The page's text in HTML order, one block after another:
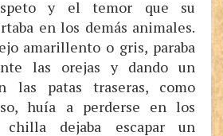
y el temor que su
en los demás animales.
amarillento o gris, paraba
las orejas y dando un
las patas traseras, como
huía a perderse en los
chilla dejaba escapar un